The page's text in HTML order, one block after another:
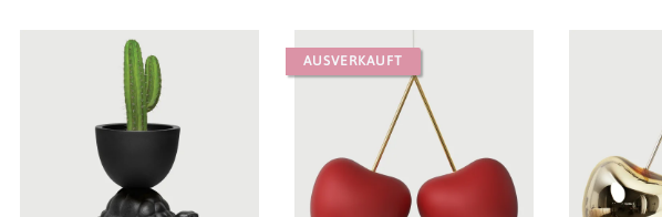
AUSVERKAUFT